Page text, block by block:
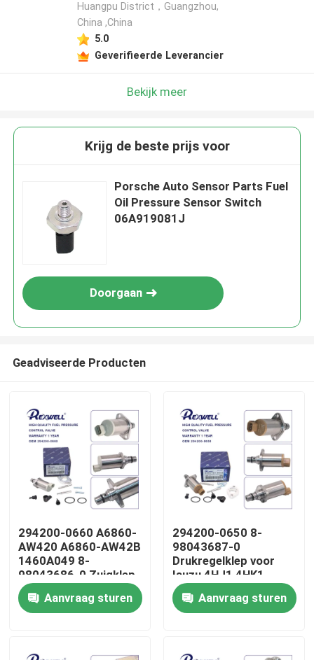
Huis
Producten
Video's
Huangpu District，Guangzhou,
China ,China
5.0
Geverifieerde Leverancier
Bekijk meer
Krijg de beste prijs voor
Porsche Auto Sensor Parts Fuel
Oil Pressure Sensor Switch
06A919081J
Doorgaan
Geadviseerde Producten
294200-0660 A6860-
AW420 A6860-AW42B
1460A049 8-
98043686-0 Zuigklep
voor Nissan Almera
Navara NP300 X-Trail
Primera Mitsubishi
Aanvraag sturen
294200-0650 8-
98043687-0
Drukregelklep voor
Isuzu 4HJ1 4HK1
6HK1
Aanvraag sturen